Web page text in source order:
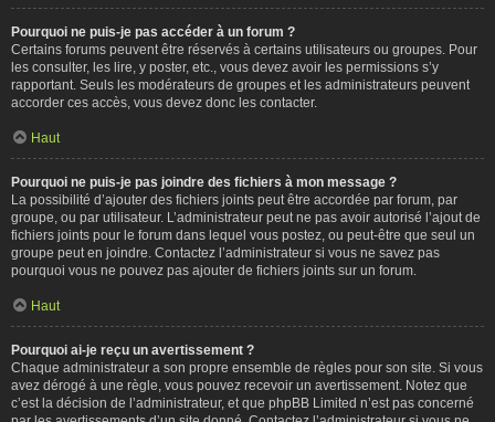
Pourquoi ne puis-je pas accéder à un forum ?
Certains forums peuvent être réservés à certains utilisateurs ou groupes. Pour
les consulter, les lire, y poster, etc., vous devez avoir les permissions s’y
rapportant. Seuls les modérateurs de groupes et les administrateurs peuvent
accorder ces accès, vous devez donc les contacter.
Haut
Pourquoi ne puis-je pas joindre des fichiers à mon message ?
La possibilité d’ajouter des fichiers joints peut être accordée par forum, par
groupe, ou par utilisateur. L’administrateur peut ne pas avoir autorisé l’ajout de
fichiers joints pour le forum dans lequel vous postez, ou peut-être que seul un
groupe peut en joindre. Contactez l’administrateur si vous ne savez pas
pourquoi vous ne pouvez pas ajouter de fichiers joints sur un forum.
Haut
Pourquoi ai-je reçu un avertissement ?
Chaque administrateur a son propre ensemble de règles pour son site. Si vous
avez dérogé à une règle, vous pouvez recevoir un avertissement. Notez que
c’est la décision de l’administrateur, et que phpBB Limited n’est pas concerné